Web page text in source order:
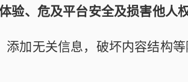
、危及平台安全及损害他人
加无关信息，破坏内容结构